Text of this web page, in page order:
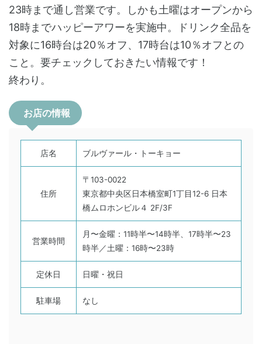
23時まで通し営業です。しかも土曜はオープンから
18時までハッピーアワーを実施中。ドリンク全品を
対象に16時台は20％オフ、17時台は10％オフとの
こと。要チェックしておきたい情報です！
終わり。
お店の情報
店名 ブルヴァール・トーキョー
住所
〒103-0022
東京都中央区日本橋室町1丁目12-6 日本
橋ムロホンビル４ 2F/3F
営業時間
月〜金曜：11時半〜14時半、17時半〜23
時半／土曜：16時〜23時
定休日 日曜・祝日
駐車場 なし